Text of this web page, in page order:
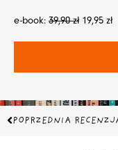
e-book: 39,90zł 19,95 zł
Prev
POPRZEDNIA